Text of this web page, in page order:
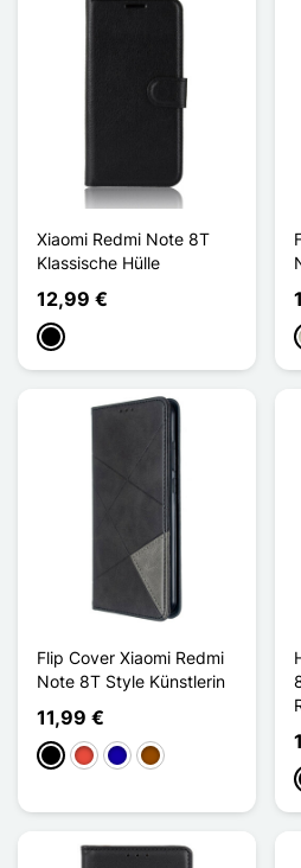
Xiaomi Redmi Note 8T
Klassische Hülle
12,99 €
Schwarz
Flip Cover Xiaomi Redmi
Note 8T Style Künstlerin
11,99 €
Schwarz
Rot Dunkelblau
Braun